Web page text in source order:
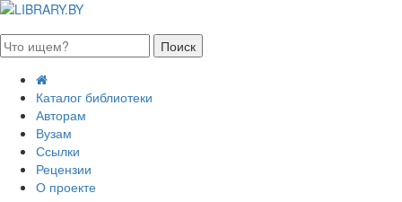
Каталог библиотеки
Авторам
Вузам
Ссылки
Рецензии
О проекте